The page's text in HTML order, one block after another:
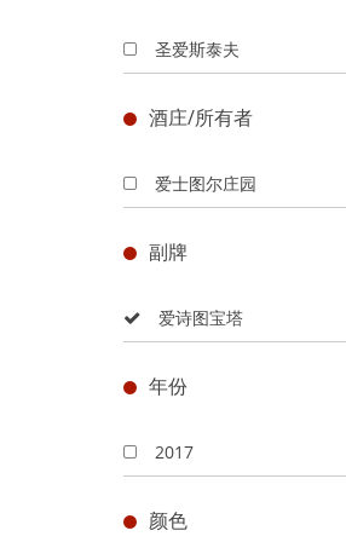
圣爱斯泰夫
酒庄/所有者
爱士图尔庄园
副牌
爱诗图宝塔
年份
2017
颜色